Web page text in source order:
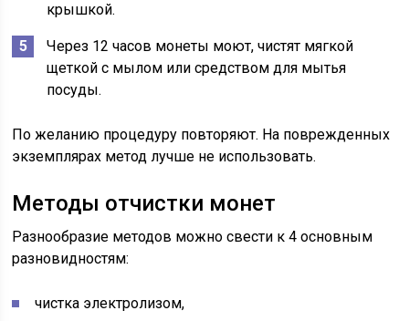
крышкой.
Через 12 часов монеты моют, чистят мягкой
щеткой с мылом или средством для мытья
посуды.
По желанию процедуру повторяют. На поврежденных
экземплярах метод лучше не использовать.
Методы отчистки монет
Разнообразие методов можно свести к 4 основным
разновидностям:
чистка электролизом,